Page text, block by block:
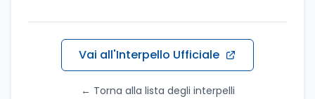
Vai all'Interpello Ufficiale
← Torna alla lista degli interpelli